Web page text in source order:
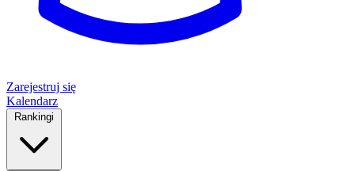
Zarejestruj się
Kalendarz
Rankingi